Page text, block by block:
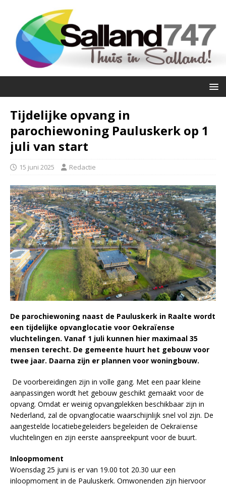
Tijdelijke opvang in
parochiewoning Pauluskerk op 1
juli van start
15 juni 2025 Redactie
De parochiewoning naast de Pauluskerk in Raalte wordt
een tijdelijke opvanglocatie voor Oekraïense
vluchtelingen. Vanaf 1 juli kunnen hier maximaal 35
mensen terecht. De gemeente huurt het gebouw voor
twee jaar. Daarna zijn er plannen voor woningbouw.
De voorbereidingen zijn in volle gang. Met een paar kleine
aanpassingen wordt het gebouw geschikt gemaakt voor de
opvang. Omdat er weinig opvangplekken beschikbaar zijn in
Nederland, zal de opvanglocatie waarschijnlijk snel vol zijn. De
aangestelde locatiebegeleiders begeleiden de Oekraïense
vluchtelingen en zijn eerste aanspreekpunt voor de buurt.
Inloopmoment
Woensdag 25 juni is er van 19.00 tot 20.30 uur een
inloopmoment in de Pauluskerk. Omwonenden zijn hiervoor